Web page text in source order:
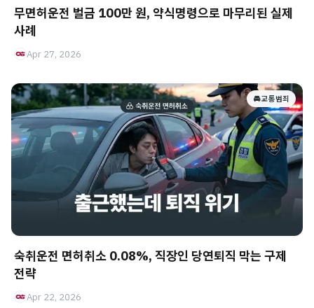
무면허운전 벌금 100만 원, 약식명령으로 마무리된 실제
사례
Apr 27, 2026
🚘 교통범죄
숙취운전 면허취소 0.08%, 직장인 당연퇴직 막는 구제
전략
Apr 22, 2026